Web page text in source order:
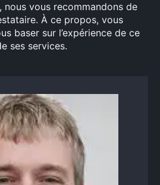
vous recommandons de
À ce propos, vous
baser sur l’expérience de ce
ses services.